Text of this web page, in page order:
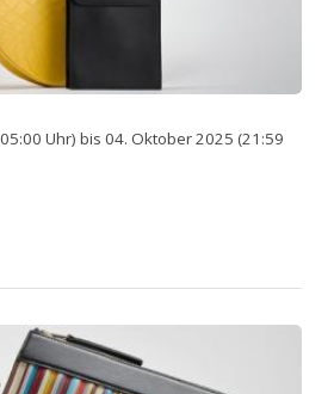
Uhr) bis 04. Oktober 2025 (21:59